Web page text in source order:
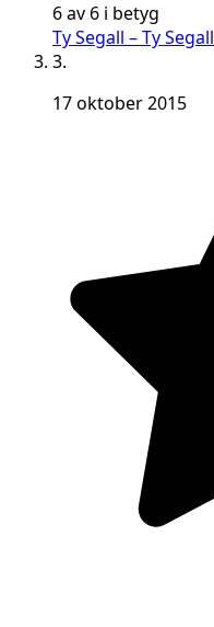
6 av 6 i betyg
Ty Segall – Ty Segall
3.
17 oktober 2015